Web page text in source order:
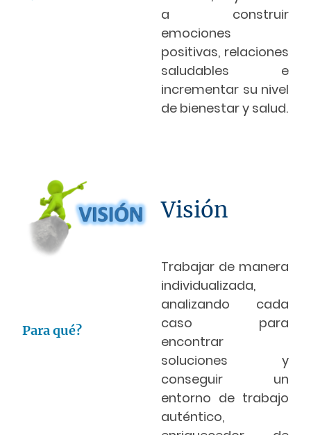
a construir
emociones
positivas, relaciones
saludables e
incrementar su nivel
de bienestar y salud.
Para qué?
Visión
Trabajar de manera
individualizada,
analizando cada
caso para
encontrar
soluciones y
conseguir un
entorno de trabajo
auténtico,